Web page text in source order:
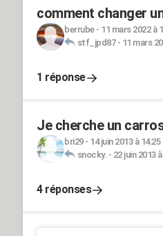
comment changer
berrube- 11 mars 2022 à
stf_jpd87- 11 mars
1 réponse
Je cherche un
bri29- 14 juin 2013 à 14:25
snocky. - 22 juin 2013
4 réponses